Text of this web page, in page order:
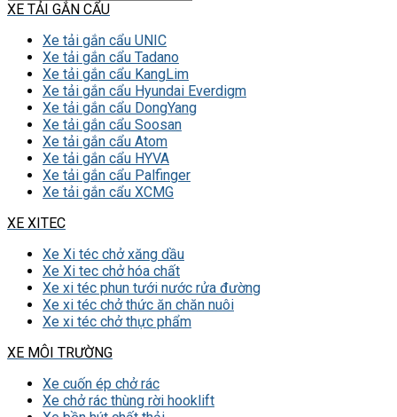
XE TẢI GẮN CẨU
Xe tải gắn cẩu UNIC
Xe tải gắn cẩu Tadano
Xe tải gắn cẩu KangLim
Xe tải gắn cẩu Hyundai Everdigm
Xe tải gắn cẩu DongYang
Xe tải gắn cẩu Soosan
Xe tải gắn cẩu Atom
Xe tải gắn cẩu HYVA
Xe tải gắn cẩu Palfinger
Xe tải gắn cẩu XCMG
XE XITEC
Xe Xi téc chở xăng dầu
Xe Xi tec chở hóa chất
Xe xi téc phun tưới nước rửa đường
Xe xi téc chở thức ăn chăn nuôi
Xe xi téc chở thực phẩm
XE MÔI TRƯỜNG
Xe cuốn ép chở rác
Xe chở rác thùng rời hooklift